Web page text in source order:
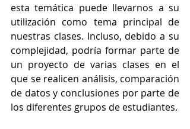
esta temática puede llevarnos a su
utilización como tema principal de
nuestras clases. Incluso, debido a su
complejidad, podría formar parte de
un proyecto de varias clases en el
que se realicen análisis, comparación
de datos y conclusiones por parte de
los diferentes grupos de estudiantes.